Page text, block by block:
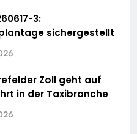
3:
sichergestellt
Zoll geht auf
in der Taxibranche